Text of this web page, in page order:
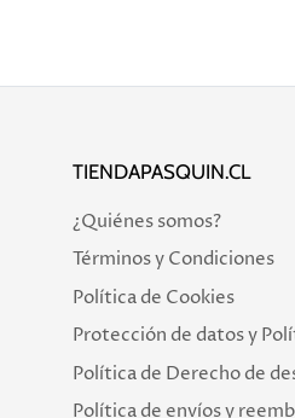
TIENDAPASQUIN.CL
¿Quiénes somos?
Términos y Condiciones
Política de Cookies
Protección de datos y
Política de Derecho de
Política de envíos y